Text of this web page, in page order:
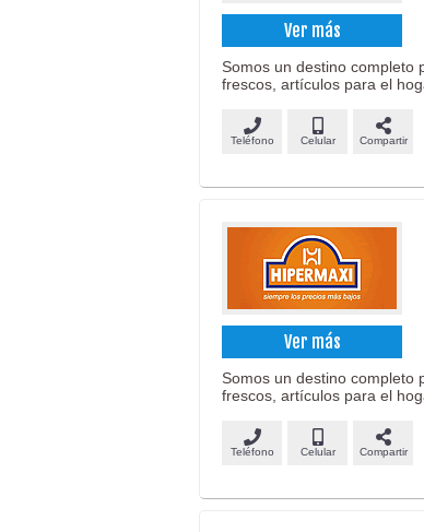
Ver más
Somos un destino completo
frescos, artículos para el
Teléfono Celular Compartir
Ver más
Somos un destino completo
frescos, artículos para el
Teléfono Celular Compartir